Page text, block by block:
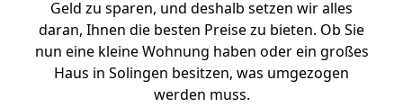
Geld zu sparen, und deshalb setzen wir alles
daran, Ihnen die besten Preise zu bieten. Ob Sie
nun eine kleine Wohnung haben oder ein großes
Haus in Solingen besitzen, was umgezogen
werden muss.